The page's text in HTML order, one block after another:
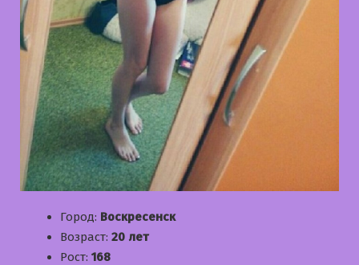
Город: Воскресенск
Возраст: 20 лет
Рост: 168